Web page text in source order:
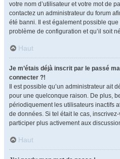
votre nom d’utilisateur et votre mot de
contactez un administrateur du forum
été banni. Il est également possible
problème de configuration et qu’il soit
Haut
Je m’étais déjà inscrit par le passé
connecter ?!
Il est possible qu’un administrateur ait
pour une quelconque raison. De plus,
périodiquement les utilisateurs inactifs
de données. Si tel était le cas,
participer plus activement aux
Haut